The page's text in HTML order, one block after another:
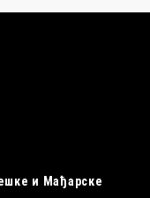
и Мађарске